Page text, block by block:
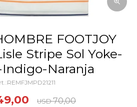
FOOTJOY
Stripe Sol Yoke-
Naranja
REMFJMPD21211
USD 70,00